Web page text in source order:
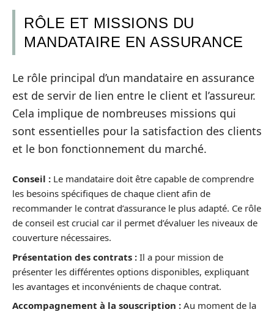
RÔLE ET MISSIONS DU
MANDATAIRE EN ASSURANCE
Le rôle principal d’un mandataire en assurance
est de servir de lien entre le client et l’assureur.
Cela implique de nombreuses missions qui
sont essentielles pour la satisfaction des clients
et le bon fonctionnement du marché.
Conseil : Le mandataire doit être capable de comprendre
les besoins spécifiques de chaque client afin de
recommander le contrat d’assurance le plus adapté. Ce rôle
de conseil est crucial car il permet d’évaluer les niveaux de
couverture nécessaires.
Présentation des contrats : Il a pour mission de
présenter les différentes options disponibles, expliquant
les avantages et inconvénients de chaque contrat.
Accompagnement à la souscription : Au moment de la